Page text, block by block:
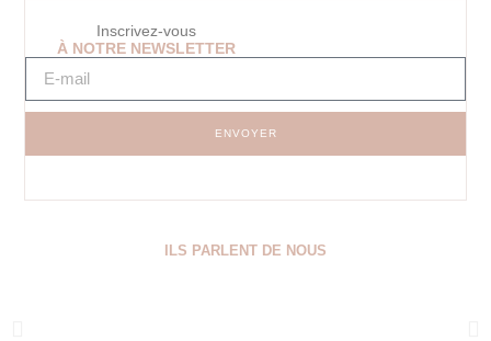
Inscrivez-vous
À NOTRE NEWSLETTER
ENVOYER
ILS PARLENT DE NOUS